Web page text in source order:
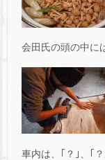
会田氏の頭の中に
車内は、｢？｣、｢？